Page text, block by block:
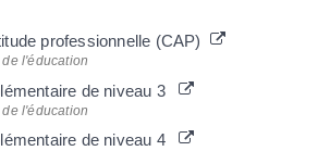
professionnelle (CAP)
l'éducation
de niveau 3
l'éducation
de niveau 4